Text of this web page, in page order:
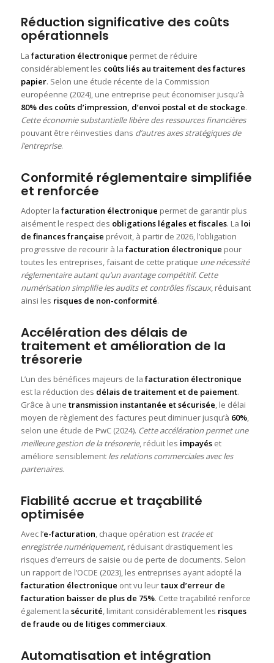
Réduction significative des coûts
opérationnels
La facturation électronique permet de réduire
considérablement les coûts liés au traitement des factures
papier. Selon une étude récente de la Commission
européenne (2024), une entreprise peut économiser jusqu’à
80% des coûts d’impression, d’envoi postal et de stockage.
Cette économie substantielle libère des ressources financières
pouvant être réinvesties dans d’autres axes stratégiques de
l’entreprise.
Conformité réglementaire simplifiée
et renforcée
Adopter la facturation électronique permet de garantir plus
aisément le respect des obligations légales et fiscales. La loi
de finances française prévoit, à partir de 2026, l’obligation
progressive de recourir à la facturation électronique pour
toutes les entreprises, faisant de cette pratique une nécessité
réglementaire autant qu’un avantage compétitif.Cette
numérisation simplifie les audits et contrôles fiscaux, réduisant
ainsi les risques de non-conformité.
Accélération des délais de
traitement et amélioration de la
trésorerie
L’un des bénéfices majeurs de la facturation électronique
est la réduction des délais de traitement et de paiement.
Grâce à une transmission instantanée et sécurisée , le délai
moyen de règlement des factures peut diminuer jusqu’à 60%,
selon une étude de PwC (2024). Cette accélération permet une
meilleure gestion de la trésorerie, réduit les impayéset
améliore sensiblement les relations commerciales avec les
partenaires.
Fiabilité accrue et traçabilité
optimisée
Avec l’e-facturation, chaque opération est tracée et
enregistrée numériquement,réduisant drastiquement les
risques d’erreurs de saisie ou de perte de documents. Selon
un rapport de l’OCDE (2023), les entreprises ayant adopté la
facturation électronique ont vu leurtaux d’erreur de
facturation baisser de plus de 75%. Cette traçabilité renforce
également la sécurité, limitant considérablement les risques
de fraude ou de litiges commerciaux.
Automatisation et intégration